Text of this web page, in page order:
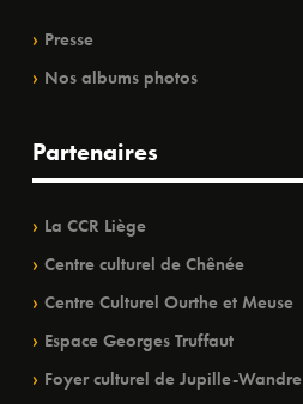
Presse
Nos albums photos
Partenaires
La CCR Liège
Centre culturel de Chênée
Centre Culturel Ourthe et Meuse
Espace Georges Truffaut
Foyer culturel de Jupille-Wandre